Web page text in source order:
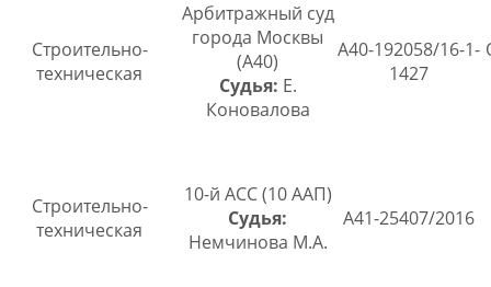
Строительно-
техническая
Арбитражный суд
города Москвы
(А40)
Судья: Е.
Коновалова
А40-192058/16-1-
1427
Строительно-
техническая
10-й АСС (10 ААП)
Судья:
Немчинова М.А.
А41-25407/2016